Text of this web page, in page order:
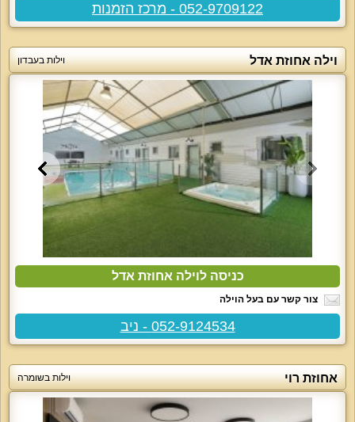
052-9709122 - מרכז הזמנות
וילה אחוזת אדל וילות בעבדון
כניסה לוילה אחוזת אדל
צור קשר עם בעל הוילה
052-9124534 - ניב
אחוזת רוי וילות בשומרה